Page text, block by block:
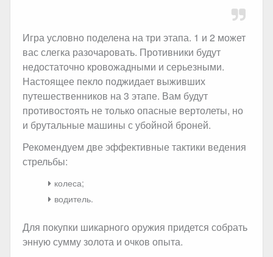
Игра условно поделена на три этапа. 1 и 2 может
вас слегка разочаровать. Противники будут
недостаточно кровожадными и серьезными.
Настоящее пекло поджидает выживших
путешественников на 3 этапе. Вам будут
противостоять не только опасные вертолеты, но
и брутальные машины с убойной броней.
Рекомендуем две эффективные тактики ведения
стрельбы:
колеса;
водитель.
Для покупки шикарного оружия придется собрать
энную сумму золота и очков опыта.